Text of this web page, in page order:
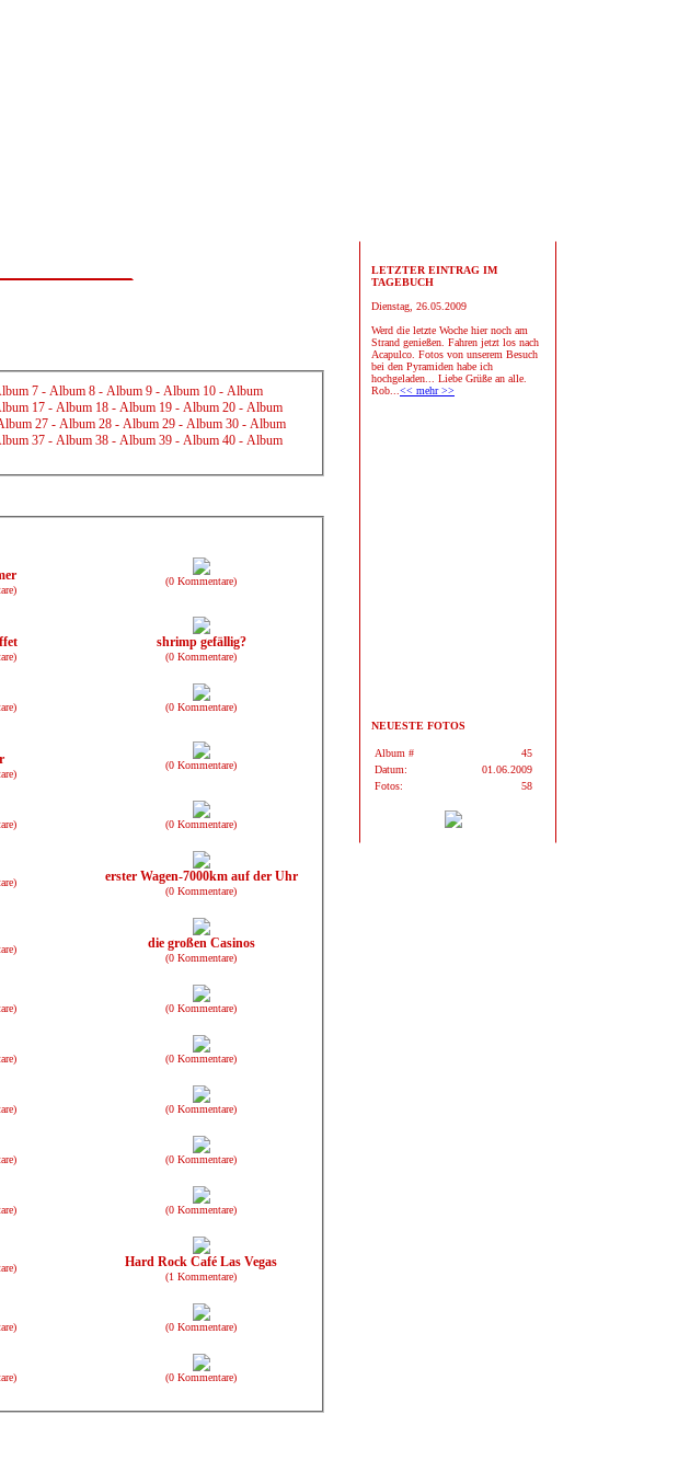
LETZTER EINTRAG IM
TAGEBUCH
Dienstag, 26.05.2009
Werd die letzte Woche hier noch am
Strand genießen. Fahren jetzt los nach
Acapulco. Fotos von unserem Besuch
bei den Pyramiden habe ich
hochgeladen... Liebe Grüße an alle.
Rob... << mehr >>
NEUESTE FOTOS
Album #
45
Datum:
01.06.2009
Fotos:
58
7 - Album 8 - Album 9 - Album 10 - Album
17 - Album 18 - Album 19 - Album 20 - Album
27 - Album 28 - Album 29 - Album 30 - Album
37 - Album 38 - Album 39 - Album 40 - Album
(0 Kommentare)
shrimp gefällig?
(0 Kommentare)
(0 Kommentare)
(0 Kommentare)
(0 Kommentare)
erster Wagen-7000km auf der Uhr
(0 Kommentare)
die großen Casinos
(0 Kommentare)
(0 Kommentare)
(0 Kommentare)
(0 Kommentare)
(0 Kommentare)
(0 Kommentare)
Hard Rock Café Las Vegas
(1 Kommentare)
(0 Kommentare)
(0 Kommentare)